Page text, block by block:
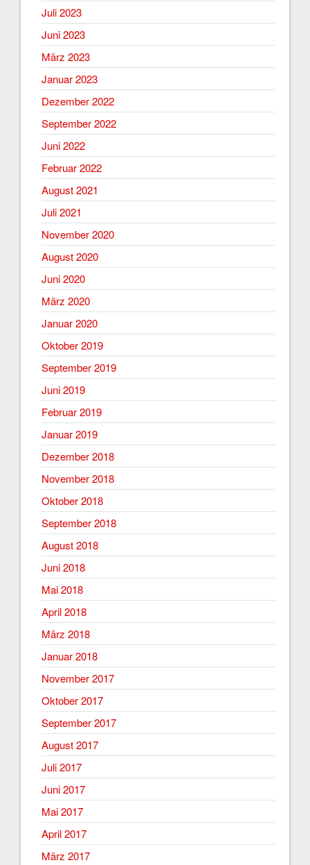
Juli 2023
Juni 2023
März 2023
Januar 2023
Dezember 2022
September 2022
Juni 2022
Februar 2022
August 2021
Juli 2021
November 2020
August 2020
Juni 2020
März 2020
Januar 2020
Oktober 2019
September 2019
Juni 2019
Februar 2019
Januar 2019
Dezember 2018
November 2018
Oktober 2018
September 2018
August 2018
Juni 2018
Mai 2018
April 2018
März 2018
Januar 2018
November 2017
Oktober 2017
September 2017
August 2017
Juli 2017
Juni 2017
Mai 2017
April 2017
März 2017